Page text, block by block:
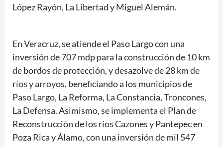
López Rayón, La Libertad y Miguel Alemán.
En Veracruz, se atiende el Paso Largo con una
inversión de 707 mdp para la construcción de 10 km
de bordos de protección, y desazolve de 28 km de
ríos y arroyos, beneficiando a los municipios de
Paso Largo, La Reforma, La Constancia, Troncones,
La Defensa. Asimismo, se implementa el Plan de
Reconstrucción de los ríos Cazones y Pantepec en
Poza Rica y Álamo, con una inversión de mil 547